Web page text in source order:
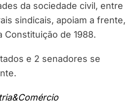
da sociedade civil, entre
sindicais, apoiam a frente,
Constituição de 1988.
e 2 senadores se